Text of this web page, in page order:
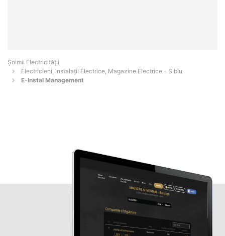
Șoimii Electricității
Electricieni, Instalații Electrice, Magazine Electrice - Sibiu
E-Instal Management